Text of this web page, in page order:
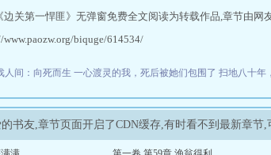
关第一悍匪》无弹窗免费全文阅读为转载作品,章节由网
biquge/614534/
人间：向死而生 一心渡灵的我，死后被她们包围了 扫地八十年
的书友,章节页面开启了CDN缓存,有时看不到最新章节,